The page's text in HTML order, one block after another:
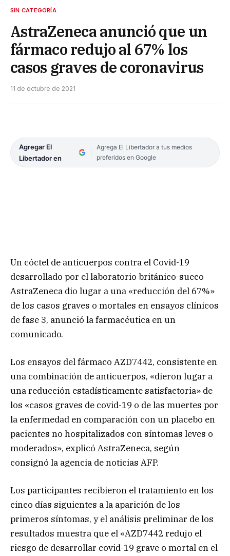
SIN CATEGORÍA
AstraZeneca anunció que un
fármaco redujo al 67% los
casos graves de coronavirus
11 de octubre de 2021
Agregar El
Libertador en
Agrega El Libertador a tus medios
preferidos en Google
Un cóctel de anticuerpos contra el Covid-19
desarrollado por el laboratorio británico-sueco
AstraZeneca dio lugar a una «reducción del 67%»
de los casos graves o mortales en ensayos clínicos
de fase 3, anunció la farmacéutica en un
comunicado.
Los ensayos del fármaco AZD7442, consistente en
una combinación de anticuerpos, «dieron lugar a
una reducción estadísticamente satisfactoria» de
los «casos graves de covid-19 o de las muertes por
la enfermedad en comparación con un placebo en
pacientes no hospitalizados con síntomas leves o
moderados», explicó AstraZeneca, según
consignó la agencia de noticias AFP.
Los participantes recibieron el tratamiento en los
cinco días siguientes a la aparición de los
primeros síntomas, y el análisis preliminar de los
resultados muestra que el «AZD7442 redujo el
riesgo de desarrollar covid-19 grave o mortal en el